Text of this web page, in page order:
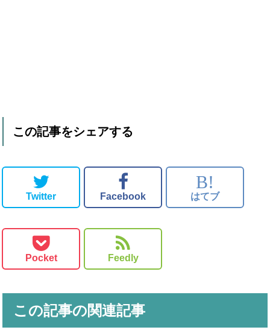
この記事をシェアする
Twitter Facebook
B!
はてブ
Pocket Feedly
この記事の関連記事